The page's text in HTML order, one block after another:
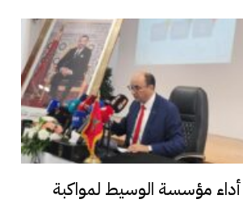
أداء مؤسسة الوسيط لمواكبة